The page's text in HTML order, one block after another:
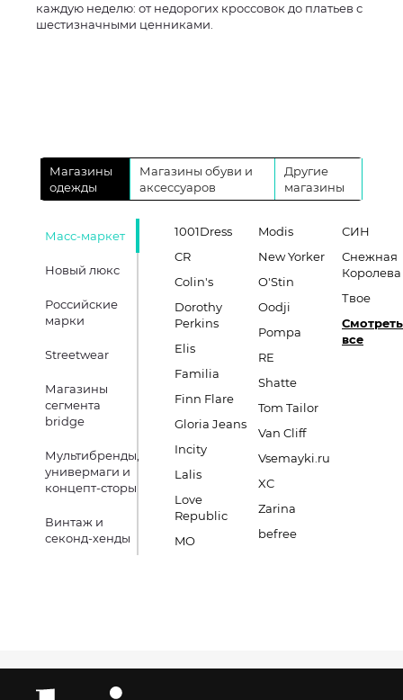
каждую неделю: от недорогих кроссовок до платьев с
шестизначными ценниками.
Магазины
одежды
Магазины обуви и
аксессуаров
Другие
магазины
Масс-маркет
Новый люкс
Российские
марки
Streetwear
Магазины
сегмента
bridge
Мультибренды,
универмаги и
концепт-сторы
Винтаж и
секонд-хенды
1001Dress
CR
Colin's
Dorothy
Perkins
Elis
Familia
Finn Flare
Gloria Jeans
Incity
Lalis
Love
Republic
MO
Modis
New Yorker
O'Stin
Oodji
Pompa
RE
Shatte
Tom Tailor
Van Cliff
Vsemayki.ru
XC
Zarina
befree
СИН
Снежная
Королева
Твое
Смотреть
все